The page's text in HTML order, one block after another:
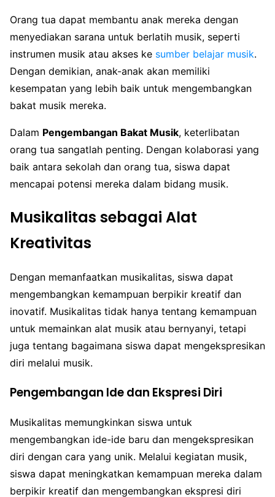
Orang tua dapat membantu anak mereka dengan
menyediakan sarana untuk berlatih musik, seperti
instrumen musik atau akses ke sumber belajar musik.
Dengan demikian, anak-anak akan memiliki
kesempatan yang lebih baik untuk mengembangkan
bakat musik mereka.
Dalam Pengembangan Bakat Musik, keterlibatan
orang tua sangatlah penting. Dengan kolaborasi yang
baik antara sekolah dan orang tua, siswa dapat
mencapai potensi mereka dalam bidang musik.
Musikalitas sebagai Alat
Kreativitas
Dengan memanfaatkan musikalitas, siswa dapat
mengembangkan kemampuan berpikir kreatif dan
inovatif. Musikalitas tidak hanya tentang kemampuan
untuk memainkan alat musik atau bernyanyi, tetapi
juga tentang bagaimana siswa dapat mengekspresikan
diri melalui musik.
Pengembangan Ide dan Ekspresi Diri
Musikalitas memungkinkan siswa untuk
mengembangkan ide-ide baru dan mengekspresikan
diri dengan cara yang unik. Melalui kegiatan musik,
siswa dapat meningkatkan kemampuan mereka dalam
berpikir kreatif dan mengembangkan ekspresi diri